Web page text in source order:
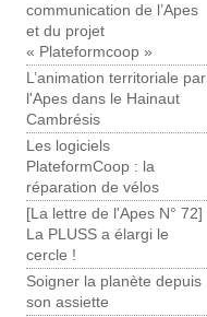
communication de l’Apes
et du projet
« Plateformcoop »
L’animation territoriale par
l'Apes dans le Hainaut
Cambrésis
Les logiciels
PlateformCoop : la
réparation de vélos
[La lettre de l'Apes N° 72]
La PLUSS a élargi le
cercle !
Soigner la planète depuis
son assiette